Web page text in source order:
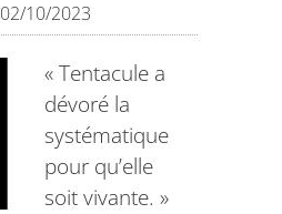
02/10/2023
« Tentacule a
dévoré la
systématique
pour qu’elle
soit vivante. »